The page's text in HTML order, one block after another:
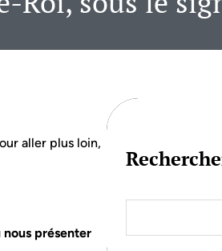
aller plus loin,
présenter
a